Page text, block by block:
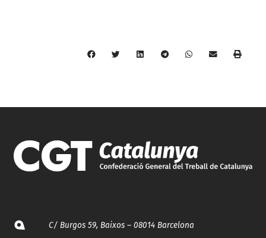
C/ Burgos 59, Baixos – 08014 Barcelona